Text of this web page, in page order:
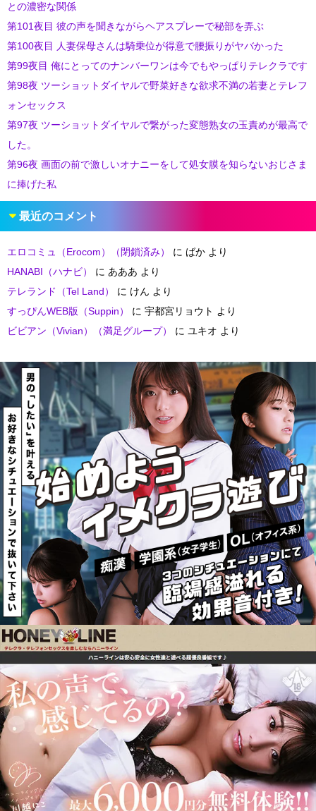
との濃密な関係
第101夜目 彼の声を聞きながらヘアスプレーで秘部を弄ぶ
第100夜目 人妻保母さんは騎乗位が得意で腰振りがヤバかった
第99夜目 俺にとってのナンバーワンは今でもやっぱりテレクラです
第98夜 ツーショットダイヤルで野菜好きな欲求不満の若妻とテレフ
ォンセックス
第97夜 ツーショットダイヤルで繋がった変態熟女の玉責めが最高で
した。
第96夜 画面の前で激しいオナニーをして処女膜を知らないおじさま
に捧げた私
最近のコメント
エロコミュ（Erocom）（閉鎖済み） に ばか より
HANABI（ハナビ）
に あああ より
テレランド（Tel Land）
に けん より
すっぴんWEB版（Suppin）
に 宇都宮リョウト より
ビビアン（Vivian）（満足グループ）
に ユキオ より